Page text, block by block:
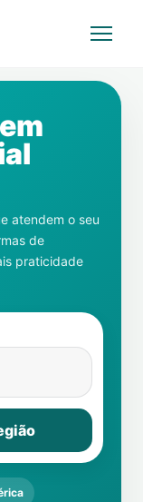
atendem o seu
de
praticidade